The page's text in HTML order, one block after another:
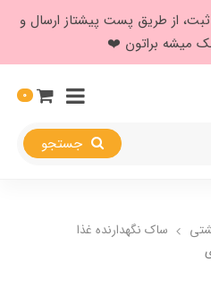
۱ تا ۲ روز بعد از ثبت، از طریق پست پیشتاز ارسال و
میشه براتون ❤️
0
ساک نگهدارنده غذا